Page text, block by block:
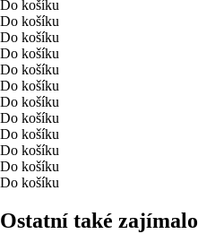
Do košíku
Do košíku
Do košíku
Do košíku
Do košíku
Do košíku
Do košíku
Do košíku
Do košíku
Do košíku
Do košíku
Do košíku
Ostatní také zajímalo